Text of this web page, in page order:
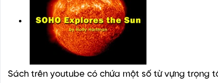
Sách trên youtube có chứa một số từ vựng trọng